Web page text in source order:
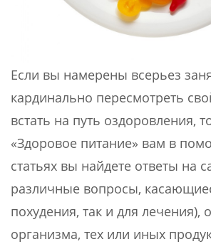
Если вы намерены всерьез
кардинально пересмотреть
встать на путь оздоровления,
«Здоровое питание» вам в
статьях вы найдете ответы на
различные вопросы,
похудения, так и для лечения),
организма, тех или иных